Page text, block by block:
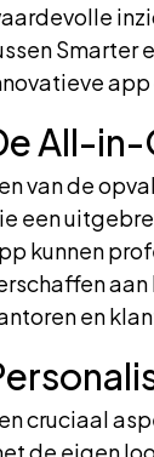
Smarter
All-
van de
een
kunnen
en
cruciaal
de eigen